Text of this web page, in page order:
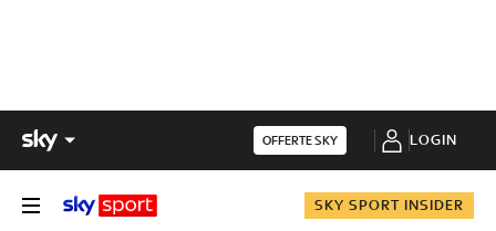
OFFERTE SKY LOGIN
SKY SPORT INSIDER